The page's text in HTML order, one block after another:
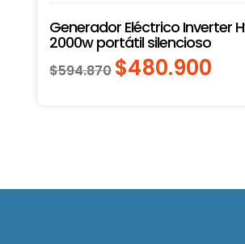
Generador Eléctrico Inverter
2000w portátil silencioso
$594.870 El
$480.900El